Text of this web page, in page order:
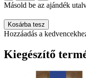
Másold be az ajándék
Kosárba tesz
Hozzáadás a
Kiegészítő